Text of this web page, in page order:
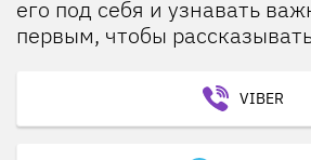
его под себя и узнавать
первым, чтобы
VIBER